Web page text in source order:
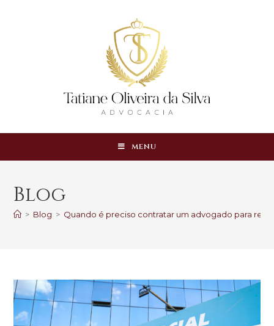
MENU
Blog
> Blog > Quando é preciso contratar um advogado para